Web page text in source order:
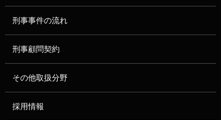
刑事事件の流れ
刑事顧問契約
その他取扱分野
採用情報